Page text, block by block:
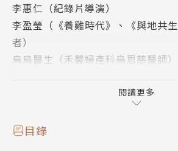
李惠仁（紀錄片導演）
李盈瑩（《養雞時代》、《與地共
者）
烏烏醫生（禾馨婦產科烏恩慈醫師）
蛋——可見於世界各地的神話傳說中
閱讀更多
目錄